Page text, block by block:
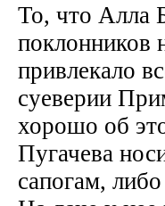
То, что Алла
поклонников
привлекало
суеверии
хорошо об
Пугачева
сапогам,